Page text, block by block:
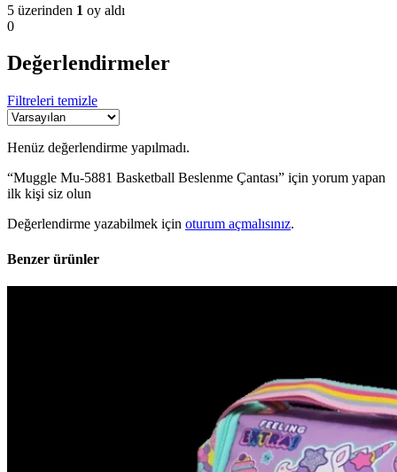
5 üzerinden 1 oy aldı
0
Değerlendirmeler
Filtreleri temizle
Henüz değerlendirme yapılmadı.
“Muggle Mu-5881 Basketball Beslenme Çantası” için yorum yapan
ilk kişi siz olun
Değerlendirme yazabilmek için oturum açmalısınız.
Benzer ürünler